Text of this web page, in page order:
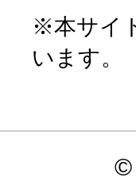
※本サイ
います。
©